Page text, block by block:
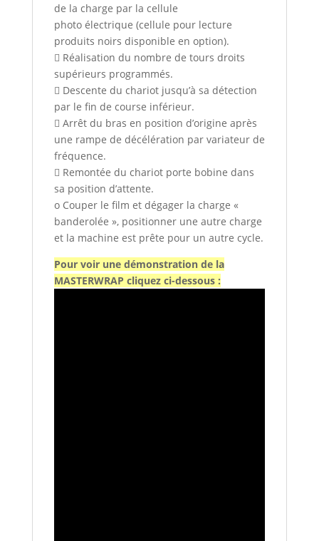
de la charge par la cellule
photo électrique (cellule pour lecture
produits noirs disponible en option).
 Réalisation du nombre de tours droits
supérieurs programmés.
 Descente du chariot jusqu’à sa détection
par le fin de course inférieur.
 Arrêt du bras en position d’origine après
une rampe de décélération par variateur de
fréquence.
 Remontée du chariot porte bobine dans
sa position d’attente.
o Couper le film et dégager la charge «
banderolée », positionner une autre charge
et la machine est prête pour un autre cycle.
Pour voir une démonstration de la
MASTERWRAP cliquez ci-dessous :